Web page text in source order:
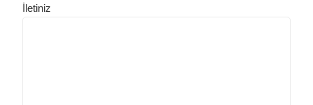
İletiniz